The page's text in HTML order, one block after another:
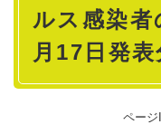
ルス感染者
月17日発表
ページ